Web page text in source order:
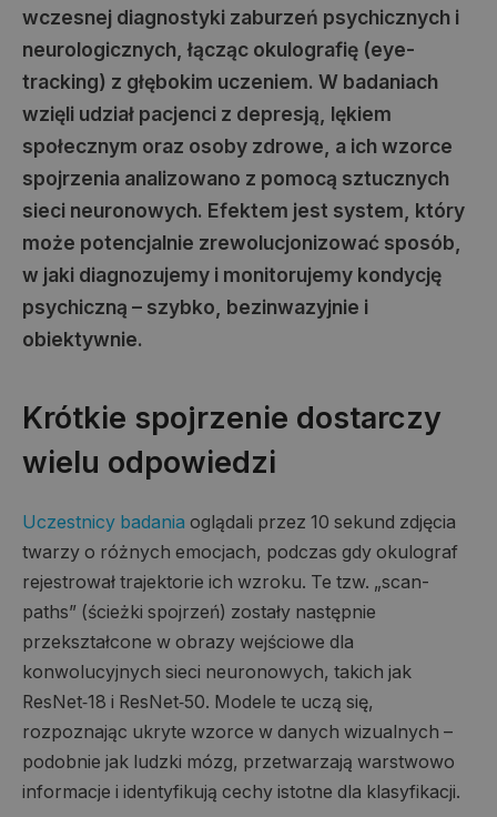
wczesnej diagnostyki zaburzeń psychicznych i
neurologicznych, łącząc okulografię (eye-
tracking) z głębokim uczeniem. W badaniach
wzięli udział pacjenci z depresją, lękiem
społecznym oraz osoby zdrowe, a ich wzorce
spojrzenia analizowano z pomocą sztucznych
sieci neuronowych. Efektem jest system, który
może potencjalnie zrewolucjonizować sposób,
w jaki diagnozujemy i monitorujemy kondycję
psychiczną – szybko, bezinwazyjnie i
obiektywnie.
Krótkie spojrzenie dostarczy
wielu odpowiedzi
Uczestnicy badania oglądali przez 10 sekund zdjęcia
twarzy o różnych emocjach, podczas gdy okulograf
rejestrował trajektorie ich wzroku. Te tzw. „scan-
paths” (ścieżki spojrzeń) zostały następnie
przekształcone w obrazy wejściowe dla
konwolucyjnych sieci neuronowych, takich jak
ResNet‑18 i ResNet‑50. Modele te uczą się,
rozpoznając ukryte wzorce w danych wizualnych –
podobnie jak ludzki mózg, przetwarzają warstwowo
informacje i identyfikują cechy istotne dla klasyfikacji.